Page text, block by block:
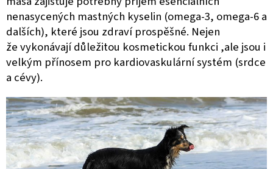
nenasycených mastných kyselin (omega-3, omega-6 a
dalších), které jsou zdraví prospěšné. Nejen
ževykonávají důležitou kosmetickou funkci ,ale jsou i
velkým přínosem pro kardiovaskulární systém (srdce
a cévy).